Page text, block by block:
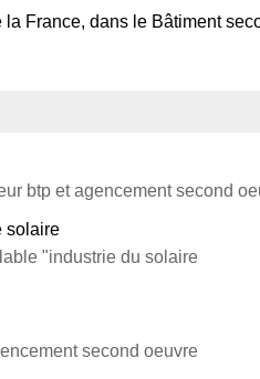
France, dans le Bâtiment
btp et agencement second
solaire
"industrie du solaire
second oeuvre